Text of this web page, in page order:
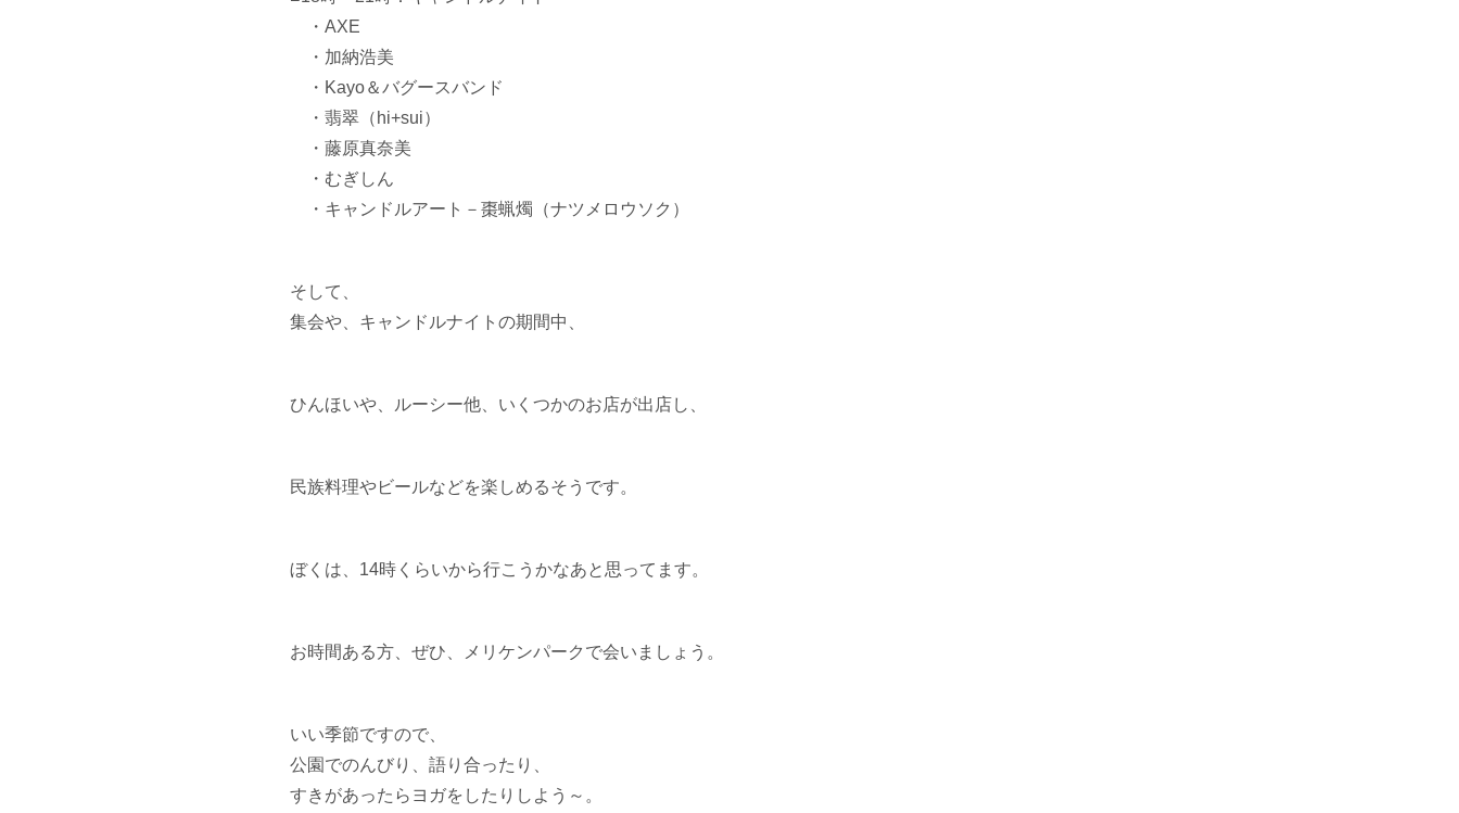
・AXE
・加納浩美
・Kayo＆バグースバンド
・翡翠（hi+sui）
・藤原真奈美
・むぎしん
・キャンドルアート－棗蝋燭（ナツメロウソク）
そして、
集会や、キャンドルナイトの期間中、
ひんほいや、ルーシー他、いくつかのお店が出店し、
民族料理やビールなどを楽しめるそうです。
ぼくは、14時くらいから行こうかなあと思ってます。
お時間ある方、ぜひ、メリケンパークで会いましょう。
いい季節ですので、
公園でのんびり、語り合ったり、
すきがあったらヨガをしたりしよう～。